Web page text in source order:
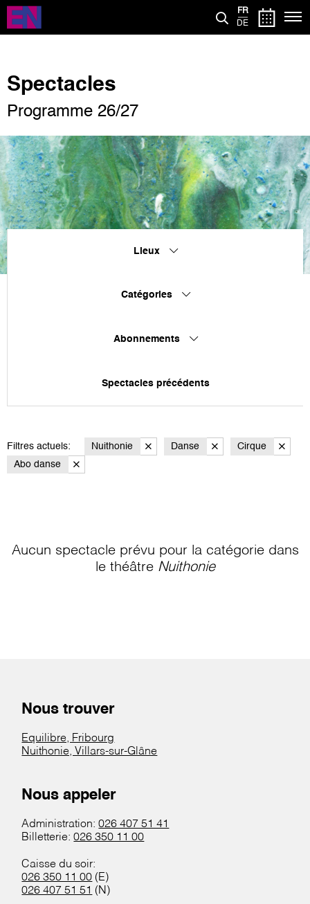
Aller
contenu
FR
DE
Spectacles
Programme 26/27
Lieux
Catégories
Abonnements
Spectacles précédents
Filtres actuels: Nuithonie Danse
Cirque
Abo danse
Aucun spectacle prévu pour la catégorie dans
le théâtre Nuithonie
Nous trouver
Equilibre, Fribourg
Nuithonie, Villars-sur-Glâne
Nous appeler
Administration:026 407 51 41
Billetterie:026 350 11 00
Caisse du soir:
026 350 11 00 (E)
026 407 51 51 (N)